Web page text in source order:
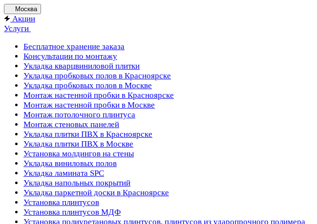
Москва
Акции
Услуги
Бесплатное хранение заказа
Консультации по монтажу
Укладка кварцвиниловой плитки
Укладка пробковых полов в Красноярске
Укладка пробковых полов в Москве
Монтаж настенной пробки в Красноярске
Монтаж настенной пробки в Москве
Монтаж потолочного плинтуса
Монтаж стеновых панелей
Укладка плитки ПВХ в Красноярске
Укладка плитки ПВХ в Москве
Установка молдингов на стены
Укладка виниловых полов
Укладка ламината SPC
Укладка напольных покрытий
Укладка паркетной доски в Красноярске
Установка плинтусов
Установка плинтусов МДФ
Установка полиуретановых плинтусов, плинтусов из ударопрочного полимера